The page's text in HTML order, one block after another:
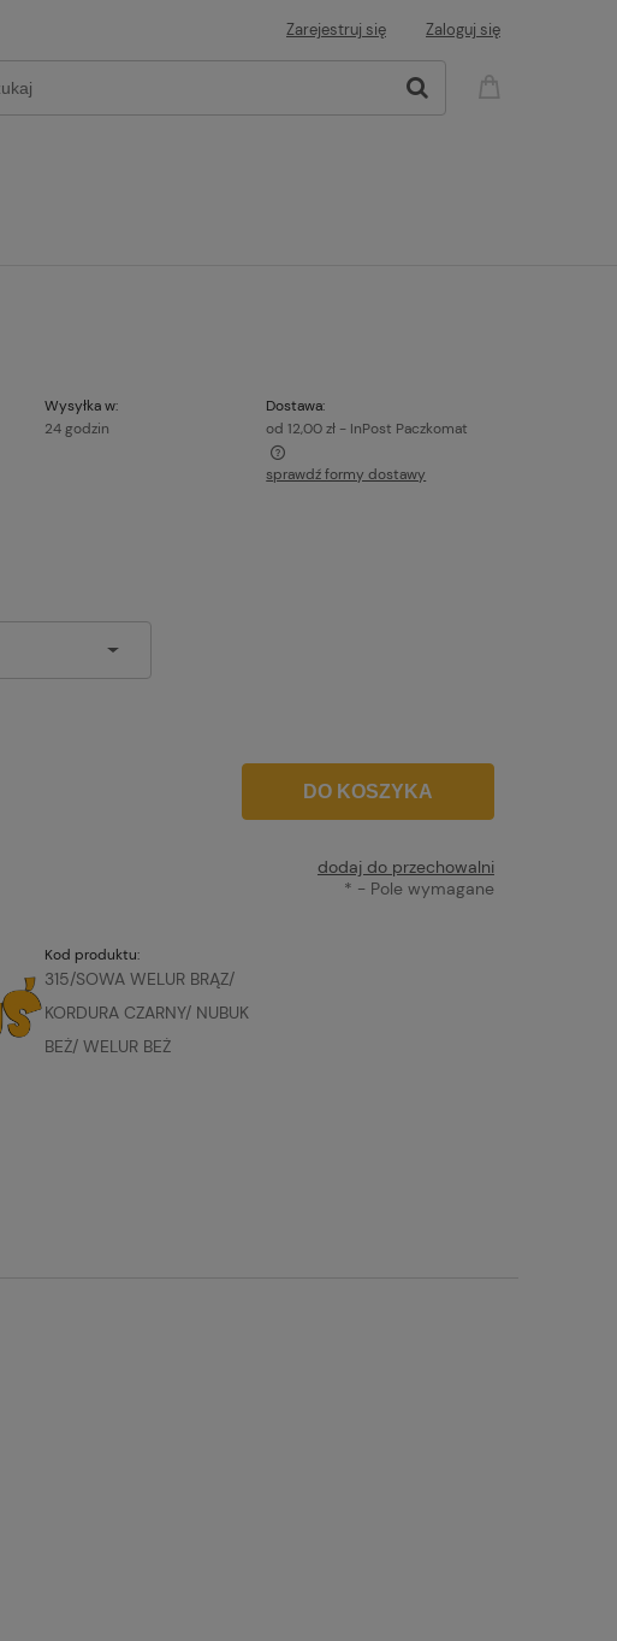
Zarejestruj się Zaloguj się
Wysyłka w:
24 godzin
Dostawa:
od 12,00 zł - InPost Paczkomat
sprawdź formy dostawy
DO KOSZYKA
dodaj do przechowalni
* - Pole wymagane
Kod produktu:
315/SOWA WELUR BRĄZ/
KORDURA CZARNY/ NUBUK
BEŻ/ WELUR BEŻ